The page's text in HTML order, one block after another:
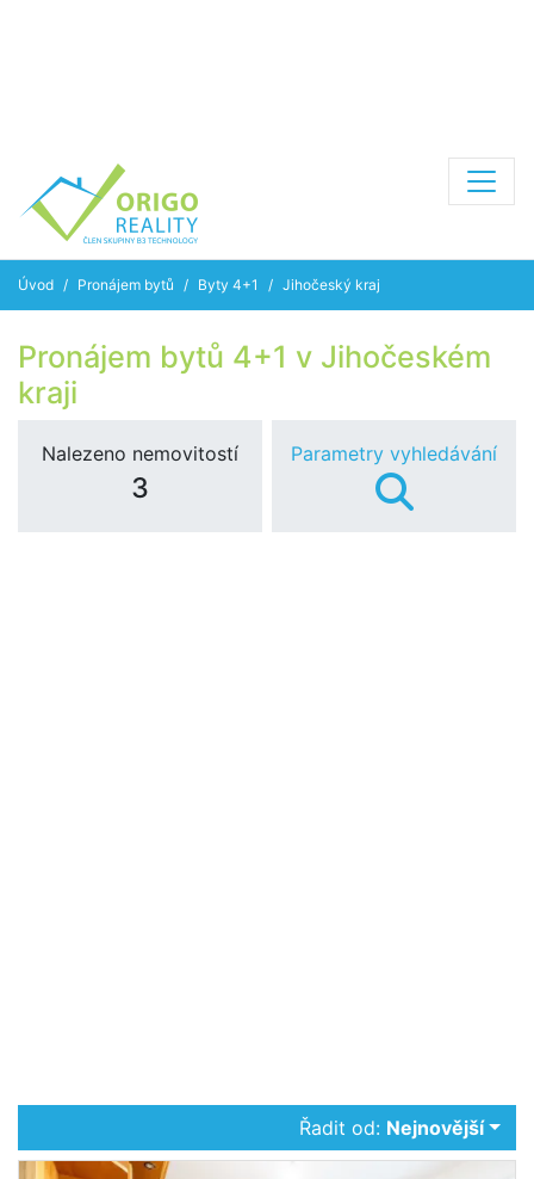
Úvod Pronájem bytů Byty 4+1 Jihočeský kraj
Pronájem bytů 4+1 v Jihočeském
kraji
Nalezeno nemovitostí
3
Parametry vyhledávání
Řadit od: Nejnovější